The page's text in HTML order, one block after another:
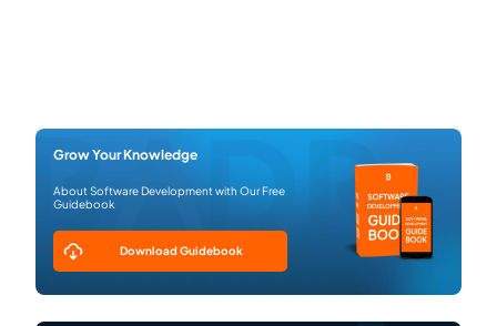
Grow Your Knowledge
About Software Development with Our Free
Guidebook
Download Guidebook